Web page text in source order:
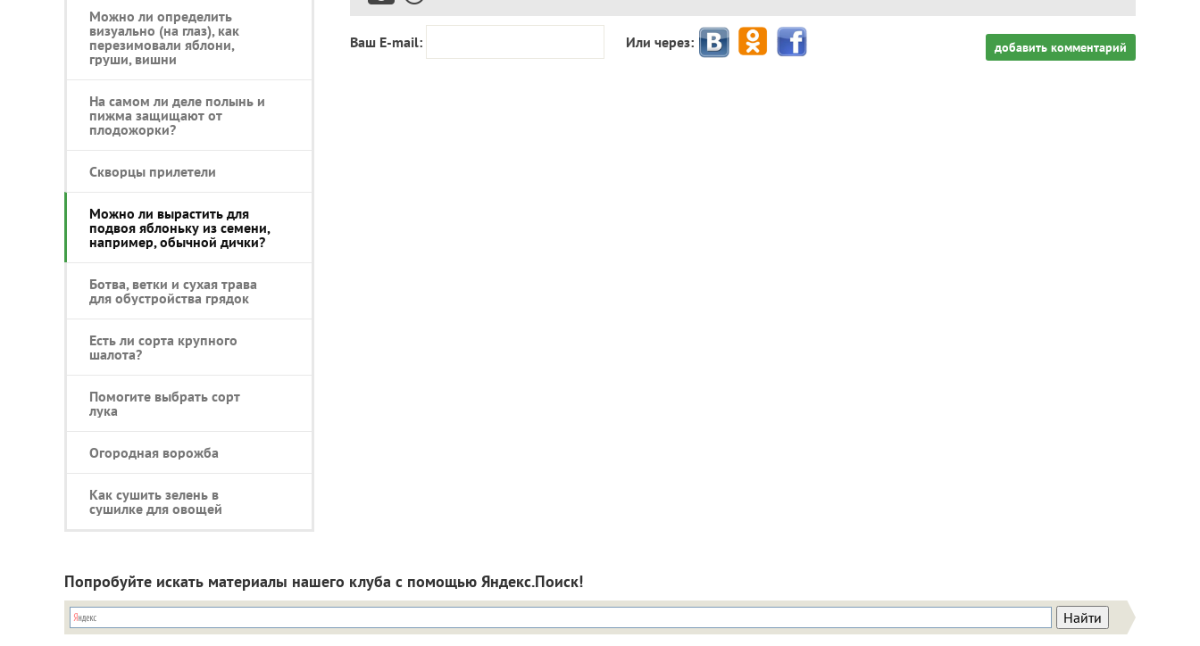
Можно ли определить
визуально (на глаз), как
перезимовали яблони,
груши, вишни
На самом ли деле полынь и
пижма защищают от
плодожорки?
Скворцы прилетели
Можно ли вырастить для
подвоя яблоньку из семени,
например, обычной дички?
Ботва, ветки и сухая трава
для обустройства грядок
Есть ли сорта крупного
шалота?
Помогите выбрать сорт
лука
Огородная ворожба
Как сушить зелень в
сушилке для овощей
Ваш E-mail: Или через: добавить комментарий
Попробуйте искать материалы нашего клуба с помощью Яндекс.Поиск!